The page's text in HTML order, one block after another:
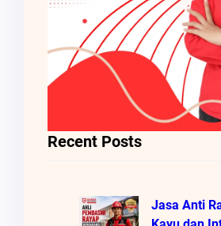
Recent Posts
Jasa Anti